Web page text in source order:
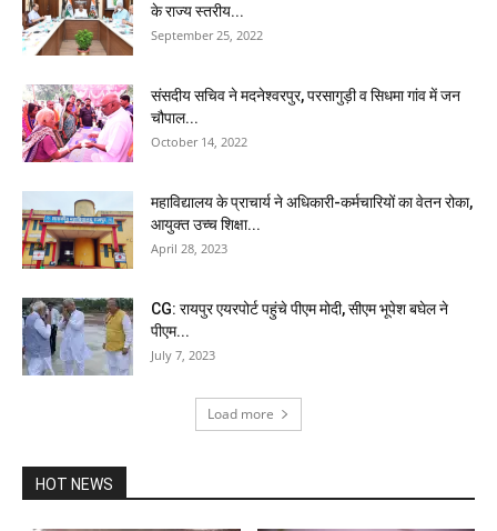
के राज्य स्तरीय...
September 25, 2022
संसदीय सचिव ने मदनेश्वरपुर, परसागुड़ी व सिधमा गांव में जन
चौपाल...
October 14, 2022
महाविद्यालय के प्राचार्य ने अधिकारी-कर्मचारियों का वेतन रोका,
आयुक्त उच्च शिक्षा...
April 28, 2023
CG: रायपुर एयरपोर्ट पहुंचे पीएम मोदी, सीएम भूपेश बघेल ने
पीएम...
July 7, 2023
Load more
HOT NEWS